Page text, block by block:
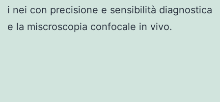
i nei con precisione e sensibilità diagnostica
e la miscroscopia confocale in vivo.